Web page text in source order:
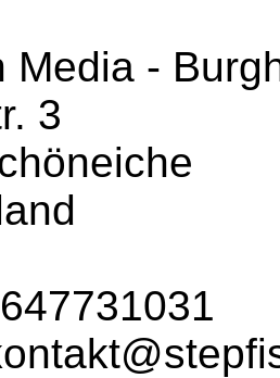
Media -
3